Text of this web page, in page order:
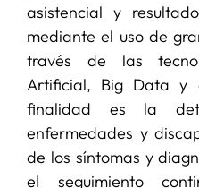
asistencial y
mediante el uso de
través de las
Artificial, Big Data y
finalidad es la
enfermedades y
de los síntomas y
el seguimiento